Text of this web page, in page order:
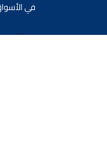
في